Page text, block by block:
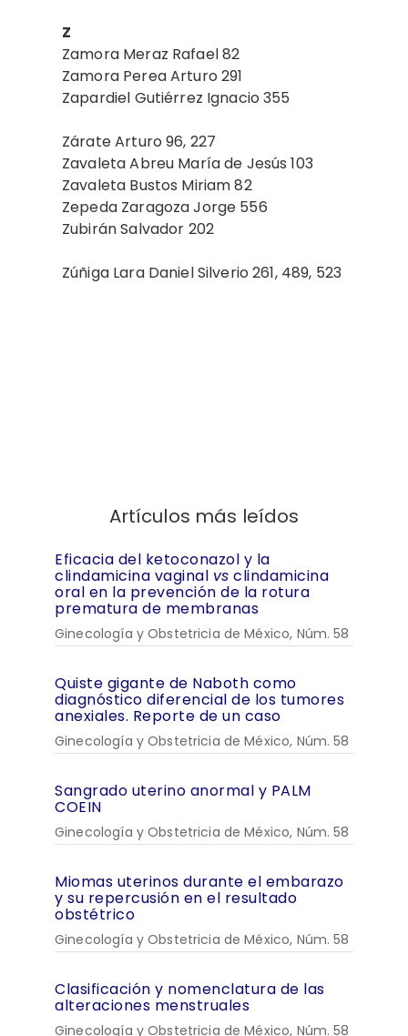
Z
Zamora Meraz Rafael 82
Zamora Perea Arturo 291
Zapardiel Gutiérrez Ignacio 355
Zárate Arturo 96, 227
Zavaleta Abreu María de Jesús 103
Zavaleta Bustos Miriam 82
Zepeda Zaragoza Jorge 556
Zubirán Salvador 202
Zúñiga Lara Daniel Silverio 261, 489, 523
Artículos más leídos
Eficacia del ketoconazol y la
clindamicina vaginal vs clindamicina
oral en la prevención de la rotura
prematura de membranas
Ginecología y Obstetricia de México, Núm. 58
Quiste gigante de Naboth como
diagnóstico diferencial de los tumores
anexiales. Reporte de un caso
Ginecología y Obstetricia de México, Núm. 58
Sangrado uterino anormal y PALM
COEIN
Ginecología y Obstetricia de México, Núm. 58
Miomas uterinos durante el embarazo
y su repercusión en el resultado
obstétrico
Ginecología y Obstetricia de México, Núm. 58
Clasificación y nomenclatura de las
alteraciones menstruales
Ginecología y Obstetricia de México, Núm. 58